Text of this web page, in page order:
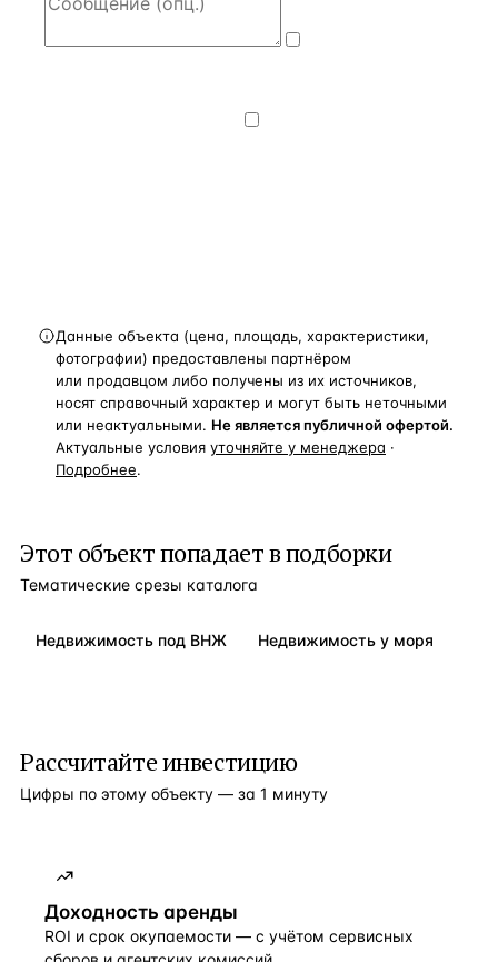
Данные объекта (цена, площадь, характеристики,
фотографии) предоставлены партнёром
или продавцом либо получены из их источников,
носят справочный характер и могут быть неточными
или неактуальными. Не является публичной офертой.
Актуальные условия уточняйте у менеджера ·
Подробнее.
Этот объект попадает в подборки
Тематические срезы каталога
Недвижимость под ВНЖ Недвижимость у моря
Рассчитайте инвестицию
Цифры по этому объекту — за 1 минуту
Доходность аренды
ROI и срок окупаемости — с учётом сервисных